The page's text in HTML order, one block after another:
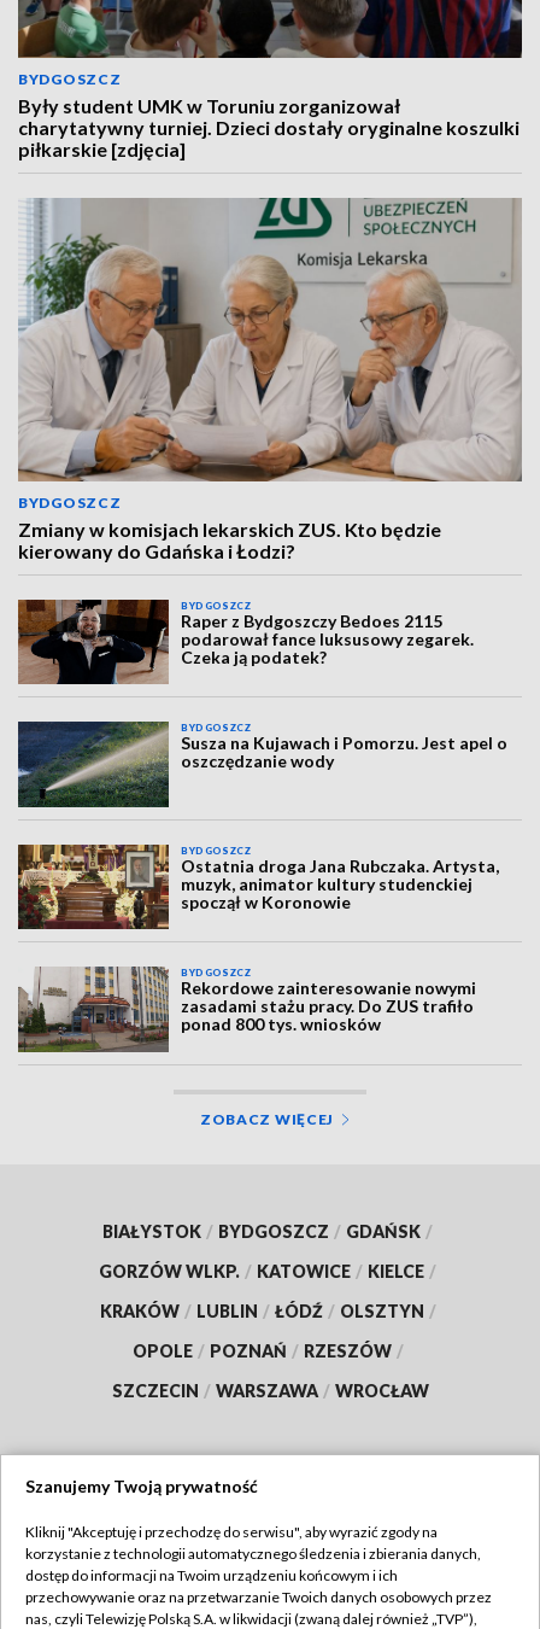
BYDGOSZCZ
Były student UMK w Toruniu zorganizował
charytatywny turniej. Dzieci dostały oryginalne koszulki
piłkarskie [zdjęcia]
BYDGOSZCZ
Zmiany w komisjach lekarskich ZUS. Kto będzie
kierowany do Gdańska i Łodzi?
BYDGOSZCZ
Raper z Bydgoszczy Bedoes 2115
podarował fance luksusowy zegarek.
Czeka ją podatek?
BYDGOSZCZ
Susza na Kujawach i Pomorzu. Jest apel o
oszczędzanie wody
BYDGOSZCZ
Ostatnia droga Jana Rubczaka. Artysta,
muzyk, animator kultury studenckiej
spoczął w Koronowie
BYDGOSZCZ
Rekordowe zainteresowanie nowymi
zasadami stażu pracy. Do ZUS trafiło
ponad 800 tys. wniosków
ZOBACZ WIĘCEJ
BIAŁYSTOK / BYDGOSZCZ / GDAŃSK /
GORZÓW WLKP. / KATOWICE / KIELCE /
KRAKÓW / LUBLIN / ŁÓDŹ / OLSZTYN /
OPOLE / POZNAŃ / RZESZÓW /
SZCZECIN / WARSZAWA / WROCŁAW
TVP
Abonament TVP
Regulamin TVP
Szanujemy Twoją prywatność
Kliknij "Akceptuję i przechodzę do serwisu", aby wyrazić zgody na
korzystanie z technologii automatycznego śledzenia i zbierania danych,
dostęp do informacji na Twoim urządzeniu końcowym i ich
przechowywanie oraz na przetwarzanie Twoich danych osobowych przez
nas, czyli Telewizję Polską S.A. w likwidacji (zwaną dalej również „TVP”),